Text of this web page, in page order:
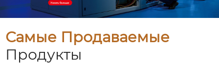
Самые Продаваемые
Продукты